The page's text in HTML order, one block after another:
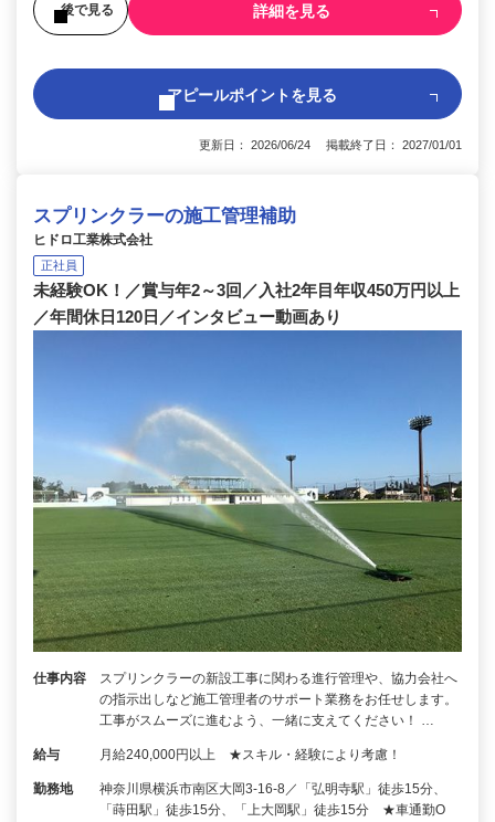
後で見る 詳細を見る
アピールポイントを見る
更新日： 2026/06/24 掲載終了日： 2027/01/01
スプリンクラーの施工管理補助
ヒドロ工業株式会社
正社員
未経験OK！／賞与年2～3回／入社2年目年収450万円以上
／年間休日120日／インタビュー動画あり
仕事内容
スプリンクラーの新設工事に関わる進行管理や、協力会社へ
の指示出しなど施工管理者のサポート業務をお任せします。
工事がスムーズに進むよう、一緒に支えてください！ …
給与 月給240,000円以上 ★スキル・経験により考慮！
勤務地
神奈川県横浜市南区大岡3-16-8／「弘明寺駅」徒歩15分、
「蒔田駅」徒歩15分、「上大岡駅」徒歩15分 ★車通勤O